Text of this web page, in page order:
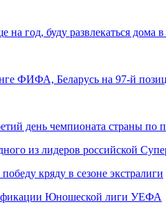
на год, буду развлекаться
ФИФА, Беларусь на 97-й
день чемпионата страны по
из лидеров российской
кряду в сезоне экстралиги
Юношеской лиги УЕФА